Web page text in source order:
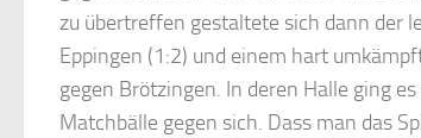
zu übertreffen gestaltete sich dann der
Eppingen (1:2) und einem hart
gegen Brötzingen. In deren Halle ging
Matchbälle gegen sich. Dass man das